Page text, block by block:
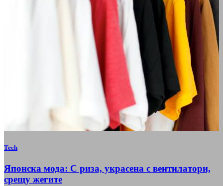
Tech
Японска мода: С риза, украсена с вентилатори,
срещу жегите